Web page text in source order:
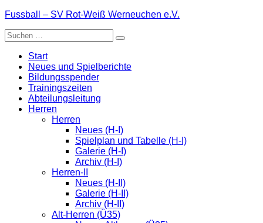
Zum
springen
Fussball – SV Rot-Weiß Werneuchen e.V.
Suche
nach:
Start
Neues und Spielberichte
Bildungsspender
Trainingszeiten
Abteilungsleitung
Herren
Herren
Neues (H-I)
Spielplan und Tabelle (H-I)
Galerie (H-I)
Archiv (H-I)
Herren-II
Neues (H-II)
Galerie (H-II)
Archiv (H-II)
Alt-Herren (Ü35)